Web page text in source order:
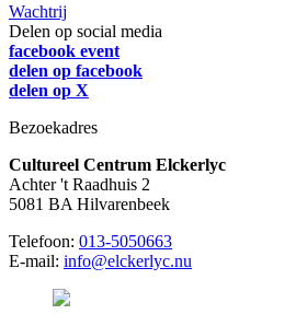
Wachtrij
Delen op social media
facebook event
delen op facebook
delen op X
Bezoekadres
Cultureel Centrum Elckerlyc
Achter 't Raadhuis 2
5081 BA Hilvarenbeek
Telefoon: 013-5050663
E-mail: info@elckerlyc.nu